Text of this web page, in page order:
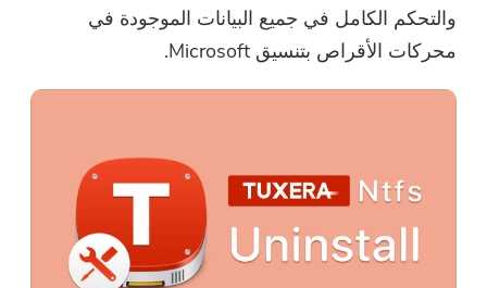
والتحكم الكامل في جميع البيانات الموجودة في
محركات الأقراص بتنسيق Microsoft.